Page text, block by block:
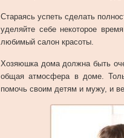
Стараясь успеть сделать
уделяйте себе некоторое
любимый салон красоты.
Хозяюшка дома должна быть
общая атмосфера в доме.
помочь своим детям и мужу, и